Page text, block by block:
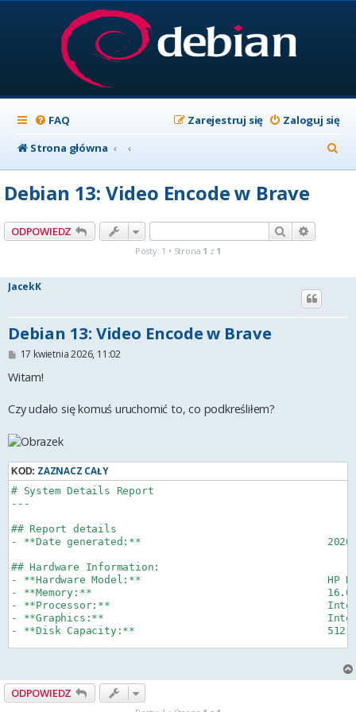
FAQ Zaloguj się
Zarejestruj się
Strona główna
z
Debian 13: Video Encode w Brave
ODPOWIEDZ Szukaj
Posty: 1 • Strona 1 z 1
JacekK
Debian 13: Video Encode w Brave
P
s
17 kwietnia 2026, 11:02
Witam!
Czy udało się komuś uruchomić to, co podkreśliłem?
KOD: ZAZNACZ CAŁY
# System Details Report
---
## Report details
- **Date generated:**                              2026-
## Hardware Information:
- **Hardware Model:**                              HP HP
- **Memory:**                                      16.0
- **Processor:**                                   Intel®
- **Graphics:**                                    Intel® HD
- **Disk Capacity:**                               512.1
- **Firmware Version:**                            P22
- **OS Name:**                                     Debian
- **OS Build:**
ODPOWIEDZ